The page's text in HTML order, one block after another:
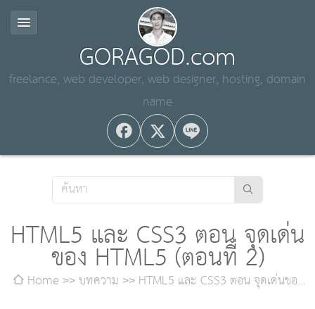
GORAGOD.com
freelance, web developer, web designer, hosting, domain
name
HTML5 และ CSS3 ตอน จุดเด่น
ของ HTML5 (ตอนที่ 2)
Home บทความ
HTML5 และ CSS3 ตอน จุดเด่นของ